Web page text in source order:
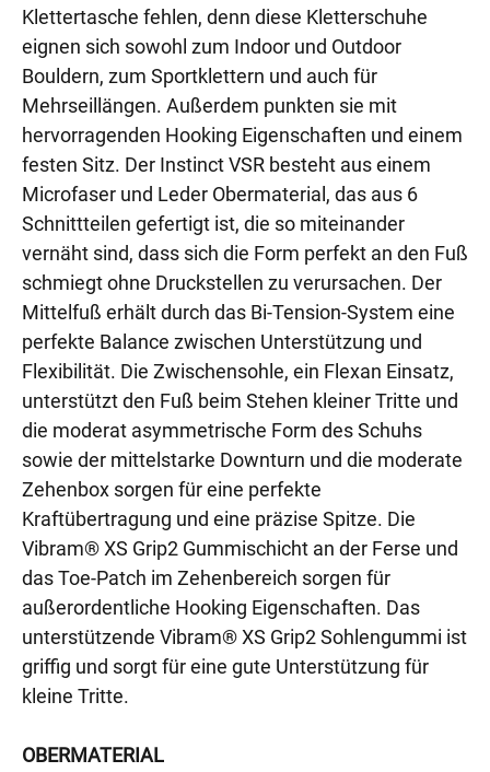
Klettertasche fehlen, denn diese Kletterschuhe
eignen sich sowohl zum Indoor und Outdoor
Bouldern, zum Sportklettern und auch für
Mehrseillängen. Außerdem punkten sie mit
hervorragenden Hooking Eigenschaften und einem
festen Sitz. Der Instinct VSR besteht aus einem
Microfaser und Leder Obermaterial, das aus 6
Schnittteilen gefertigt ist, die so miteinander
vernäht sind, dass sich die Form perfekt an den Fuß
schmiegt ohne Druckstellen zu verursachen. Der
Mittelfuß erhält durch das Bi-Tension-System eine
perfekte Balance zwischen Unterstützung und
Flexibilität. Die Zwischensohle, ein Flexan Einsatz,
unterstützt den Fuß beim Stehen kleiner Tritte und
die moderat asymmetrische Form des Schuhs
sowie der mittelstarke Downturn und die moderate
Zehenbox sorgen für eine perfekte
Kraftübertragung und eine präzise Spitze. Die
Vibram® XS Grip2 Gummischicht an der Ferse und
das Toe-Patch im Zehenbereich sorgen für
außerordentliche Hooking Eigenschaften. Das
unterstützende Vibram® XS Grip2 Sohlengummi ist
griffig und sorgt für eine gute Unterstützung für
kleine Tritte.
OBERMATERIAL